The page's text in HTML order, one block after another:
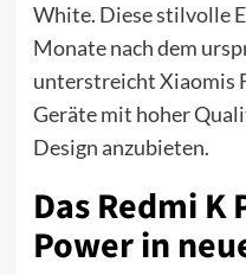
White. Diese stilvolle
Monate nach dem
unterstreicht Xiaomis
Geräte mit hoher
Design anzubieten.
Das Redmi K
Power in